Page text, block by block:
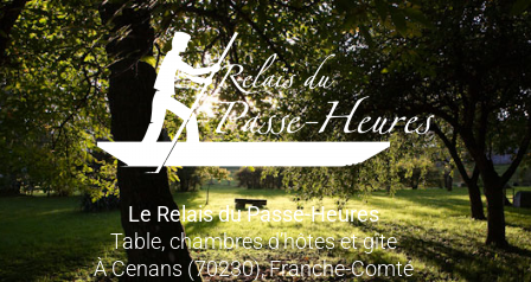
Le Relais du Passe-Heures
Table, chambres d’hôtes et gîte
À Cenans (70230), Franche-Comté